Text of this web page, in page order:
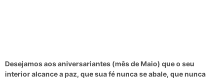
Desejamos aos aniversariantes (mês de Maio) que o seu
interior alcance a paz, que sua fé nunca se abale, que nunca